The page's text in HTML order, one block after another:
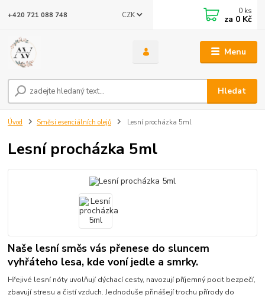
Menu
CZK
Hledat
+420 721 088 748 0 ks
za 0 Kč
Úvod Směsi esenciálních olejů Lesní procházka 5ml
Lesní procházka 5ml
Naše lesní směs vás přenese do sluncem
vyhřáteho lesa, kde voní jedle a smrky.
Hřejivé lesní nóty uvolňují dýchací cesty, navozují příjemný pocit bezpečí,
zbavují stresu a čistí vzduch. Jednoduše přinášejí trochu přírody do